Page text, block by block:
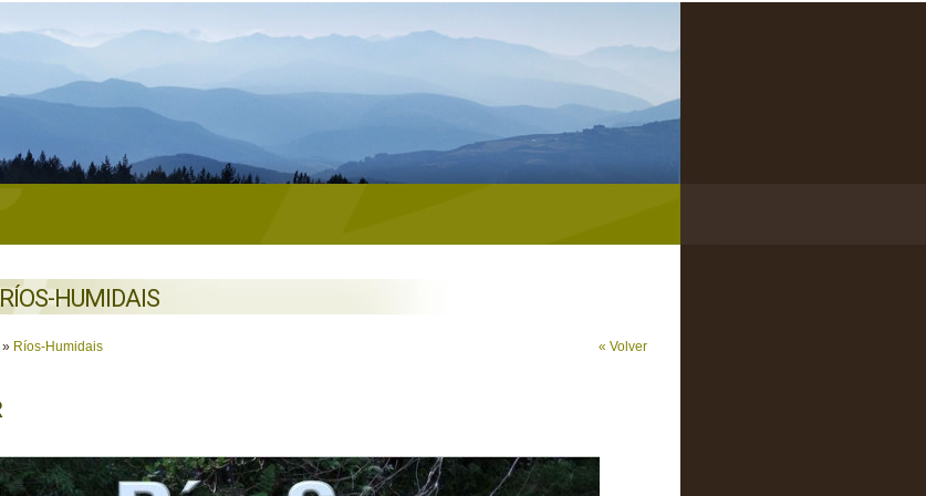
HUMIDAIS
« Volver
» Ríos-Humidais